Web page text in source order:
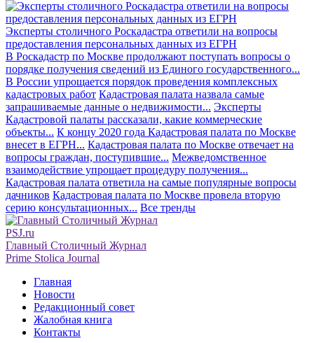
Эксперты столичного Роскадастра ответили на вопросы
предоставления персональных данных из ЕГРН
В Роскадастр по Москве продолжают поступать вопросы о
порядке получения сведений из Единого государственного...
В России упрощается порядок проведения комплексных
кадастровых работ Кадастровая палата назвала самые
запрашиваемые данные о недвижимости... Эксперты
Кадастровой палаты рассказали, какие коммерческие
объекты... К концу 2020 года Кадастровая палата по Москве
внесет в ЕГРН... Кадастровая палата по Москве отвечает на
вопросы граждан, поступившие... Межведомственное
взаимодействие упрощает процедуру получения...
Кадастровая палата ответила на самые популярные вопросы
дачников Кадастровая палата по Москве провела вторую
серию консультационных... Все тренды
PSJ.ru
Главный Столичный Журнал
Prime Stolica Journal
Главная
Новости
Редакционный совет
Жалобная книга
Контакты